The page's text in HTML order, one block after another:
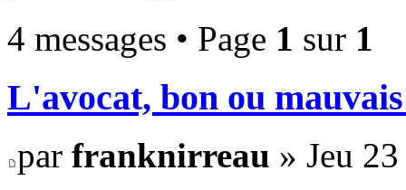
4 messages • Page 1 sur 1
L'avocat, bon ou
par franknirreau » Jeu